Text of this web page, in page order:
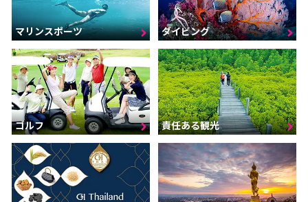
マリンスポーツ ダイビング
ゴルフ 責任ある観光